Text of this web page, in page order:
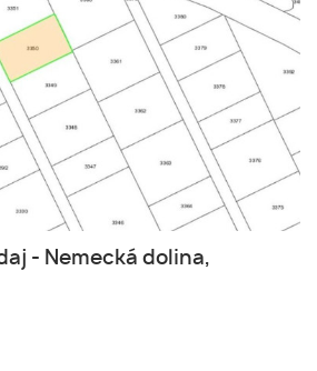
- Nemecká dolina,